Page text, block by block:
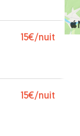
15€/nuit
15€/nuit